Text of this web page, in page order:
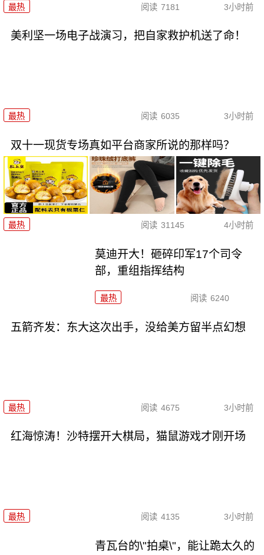
最热 阅读 7181 3小时前
美利坚一场电子战演习，把自家救护机送了命！
最热 阅读 6035 3小时前
双十一现货专场真如平台商家所说的那样吗？
最热 阅读 31145 4小时前
莫迪开大！砸碎印军17个司令
部，重组指挥结构
最热 阅读 6240
五箭齐发：东大这次出手，没给美方留半点幻想
最热 阅读 4675 3小时前
红海惊涛！沙特摆开大棋局，猫鼠游戏才刚开场
最热 阅读 4135 3小时前
青瓦台的\"拍桌\"，能让跪太久的